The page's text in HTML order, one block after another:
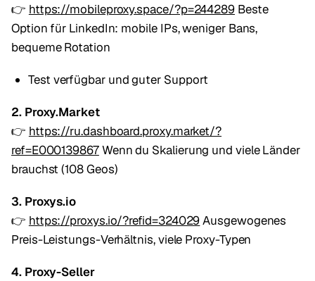
👉 https://mobileproxy.space/?p=244289 Beste
Option für LinkedIn: mobile IPs, weniger Bans,
bequeme Rotation
Test verfügbar und guter Support
2. Proxy.Market
👉 https://ru.dashboard.proxy.market/?
ref=E000139867Wenn du Skalierung und viele Länder
brauchst (108 Geos)
3. Proxys.io
👉 https://proxys.io/?refid=324029Ausgewogenes
Preis-Leistungs-Verhältnis, viele Proxy-Typen
4. Proxy-Seller